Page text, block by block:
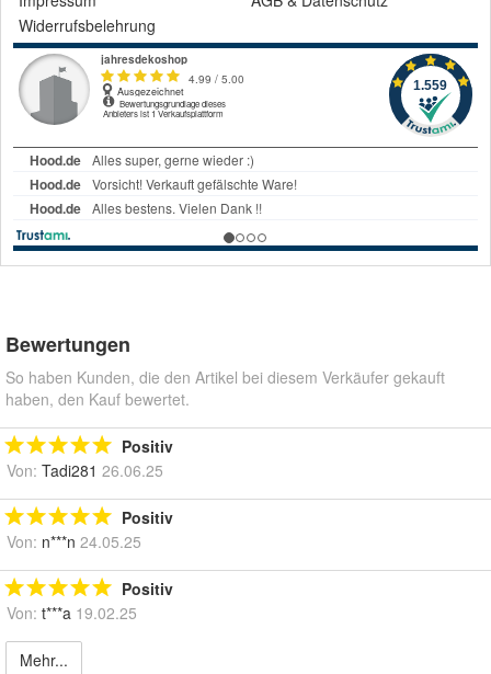
Widerrufsbelehrung
Bewertungen
So haben Kunden, die den Artikel bei diesem Verkäufer gekauft
haben, den Kauf bewertet.
Positiv
Von: Tadi281 26.06.25
Positiv
Von: n***n 24.05.25
Positiv
Von: t***a 19.02.25
Mehr...